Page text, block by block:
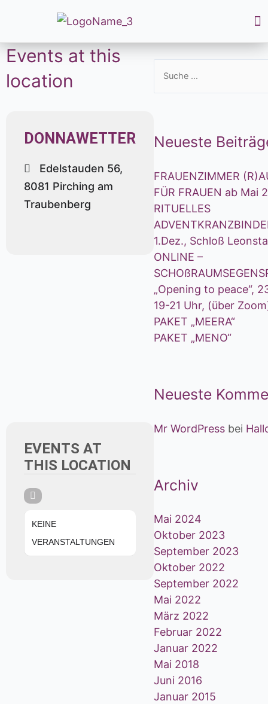
Events at this
location
DONNAWETTER
Edelstauden 56,
8081 Pirching am
Traubenberg
EVENTS AT
THIS LOCATION
KEINE
VERANSTALTUNGEN
Neueste
FRAUENZIMMER
FÜR FRAUEN ab Mai
RITUELLES
1.Dez., Schloß
ONLINE –
„Opening to peace“,
19-21 Uhr, (über
PAKET „MEERA“
PAKET „MENO“
Neueste
Mr WordPressbei
Archiv
Mai 2024
Oktober 2023
September 2023
Oktober 2022
September 2022
Mai 2022
März 2022
Februar 2022
Januar 2022
Mai 2018
Juni 2016
Januar 2015